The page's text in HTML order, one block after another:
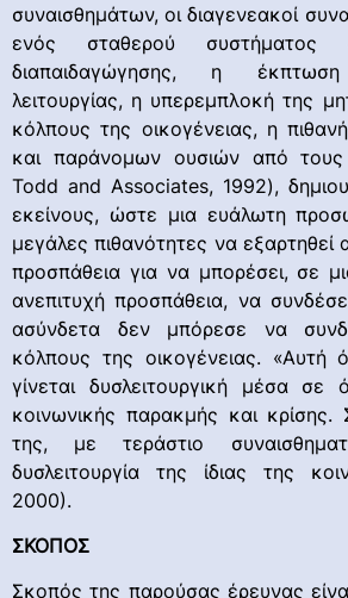
συναισθημάτων, οι διαγενεακοί
ενός σταθερού συστήματος
διαπαιδαγώγησης, η
λειτουργίας, η υπερεμπλοκή της
κόλπους της οικογένειας, η
και παράνομων ουσιών από τους
Todd and Associates, 1992),
εκείνους, ώστε μια ευάλωτη
μεγάλες πιθανότητες να εξαρτηθεί
προσπάθεια για να μπορέσει, σε
ανεπιτυχή προσπάθεια, να
ασύνδετα δεν μπόρεσε να
κόλπους της οικογένειας. «Αυτή
γίνεται δυσλειτουργική μέσα σε
κοινωνικής παρακμής και
της, με τεράστιο
δυσλειτουργία της ίδιας της
2000).
ΣΚΟΠΟΣ
Σκοπός της παρούσας έρευνας